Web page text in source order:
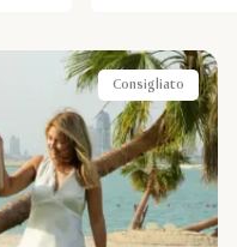
Consigliato